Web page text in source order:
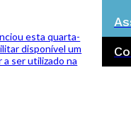
esta quarta-
disponível um
a ser utilizado na